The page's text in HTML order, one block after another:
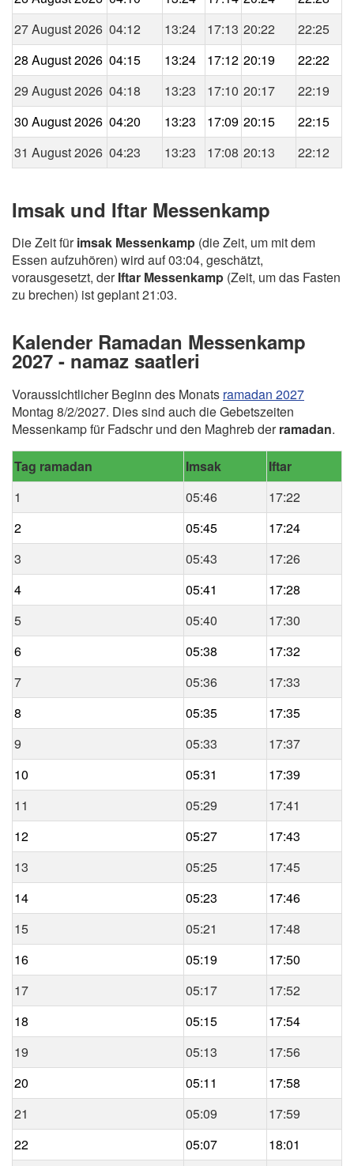
27 August 2026 04:12 13:24 17:13 20:22
22:25
28 August 2026 04:15 13:24 17:12 20:19
22:22
29 August 2026 04:18 13:23 17:10 20:17
22:19
30 August 2026 04:20 13:23 17:09 20:15
22:15
31 August 2026 04:23 13:23 17:08 20:13 22:12
Imsak und Iftar Messenkamp
Die Zeit fürimsak Messenkamp (die Zeit, um mit dem
Essen aufzuhören) wird auf 03:04, geschätzt,
vorausgesetzt, derIftar Messenkamp (Zeit, um das Fasten
zu brechen) ist geplant 21:03.
Kalender Ramadan Messenkamp
2027 - namaz saatleri
Voraussichtlicher Beginn des Monats ramadan 2027
Montag 8/2/2027. Dies sind auch die Gebetszeiten
Messenkamp für Fadschr und den Maghreb derramadan.
Tag ramadan Imsak
Iftar
1
05:46
17:22
2
05:45
17:24
3
05:43
17:26
4
05:41
17:28
5
05:40
17:30
6
05:38
17:32
7
05:36
17:33
8
05:35
17:35
9
05:33
17:37
10
05:31
17:39
11
05:29
17:41
12
05:27
17:43
13
05:25
17:45
14
05:23
17:46
15
05:21
17:48
16
05:19
17:50
17
05:17
17:52
18
05:15
17:54
19
05:13
17:56
20
05:11
17:58
21
05:09
17:59
22
05:07
18:01